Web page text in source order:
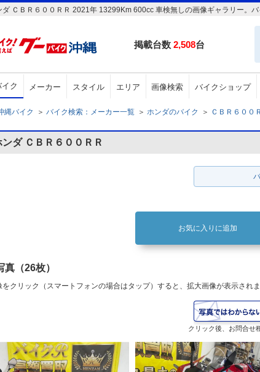
ダ ＣＢＲ６００ＲＲ 2021年 13299Km 600cc 車検無しの画像ギャラリー。
掲載台数 2,508台
イク メーカー スタイル エリア 画像検索 バイクショップ
縄バイク ＞ バイク検索：メーカー一覧 ＞ ホンダのバイク ＞ ＣＢＲ６００
ンダ ＣＢＲ６００ＲＲ
お気に入りに追加
真（26枚）
をクリック（スマートフォンの場合はタップ）すると、拡大画像が表示され
クリック後、お問合せ